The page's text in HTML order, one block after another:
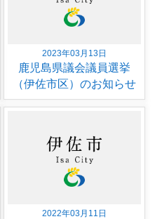
2023年03月13日
鹿児島県議会議員選挙
（伊佐市区）のお知らせ
2022年03月11日